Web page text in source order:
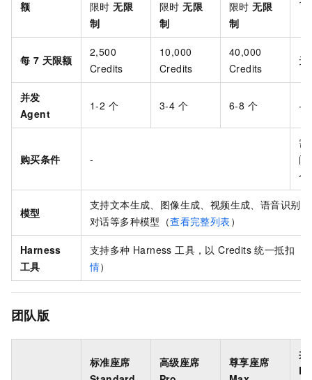
额
限时无限
制
限时无限
制
限时无限
制
每 7 天限额
2,500
Credits
10,000
Credits
40,000
Credits
无
并发
Agent
1-2 个 3-4 个 6-8 个 -
购买条件 -
需
阅
个
模型
支持文本生成、图像生成、视频生成、语音识别
对话等多种模型（查看完整列表 ）
Harness
工具
支持多种 Harness 工具，以 Credits 统一抵扣（
情）
团队版
标准座席
高级座席
尊享座席
共